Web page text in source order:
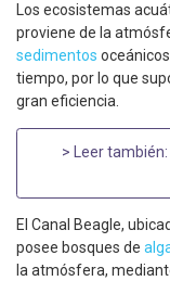
Los ecosistemas
proviene de la
sedimentos
tiempo, por lo que
gran eficiencia.
> Leer también:
El Canal Beagle,
posee bosques de
la atmósfera,